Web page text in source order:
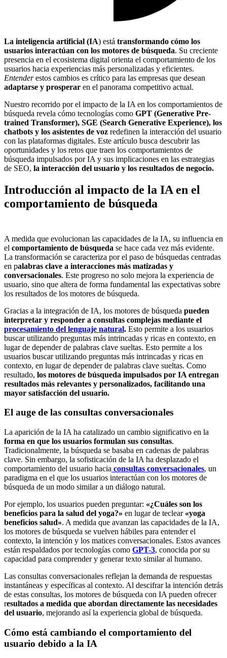
La inteligencia artificial (IA) está transformando cómo los
usuarios interactúan con los motores de búsqueda. Su creciente
presencia en el ecosistema digital orienta el comportamiento de los
usuarios hacia experiencias más personalizadas y eficientes.
Entenderestos cambios es crítico para las empresas que desean
adaptarse y prosperar en el panorama competitivo actual.
Nuestro recorrido por el impacto de la IA en los comportamientos de
búsqueda revela cómo tecnologías como GPT (Generative Pre-
trained Transformer), SGE (Search Generative Experience), los
chatbots y los asistentes de voz redefinen la interacción del usuario
con las plataformas digitales. Este artículo busca descubrir las
oportunidades y los retos que traen los comportamientos de
búsqueda impulsados por IA y sus implicaciones en las estrategias
de SEO, la interacción del usuario y los resultados de negocio.
Introducción al impacto de la IA en el
comportamiento de búsqueda
A medida que evolucionan las capacidades de la IA, su influencia en
el comportamiento de búsqueda se hace cada vez más evidente.
La transformación se caracteriza por el paso de búsquedas centradas
en palabras clave a interacciones más matizadas y
conversacionales. Este progreso no solo mejora la experiencia de
usuario, sino que altera de forma fundamental las expectativas sobre
los resultados de los motores de búsqueda.
Gracias a la integración de IA, los motores de búsqueda pueden
interpretar y responder a consultas complejas mediante el
procesamiento del lenguaje natural. Esto permite a los usuarios
buscar utilizando preguntas más intrincadas y ricas en contexto, en
lugar de depender de palabras clave sueltas. Esto permite a los
usuarios buscar utilizando preguntas más intrincadas y ricas en
contexto, en lugar de depender de palabras clave sueltas. Como
resultado, los motores de búsqueda impulsados por IA entregan
resultados más relevantes y personalizados, facilitando una
mayor satisfacción del usuario.
El auge de las consultas conversacionales
La aparición de la IA ha catalizado un cambio significativo en la
forma en que los usuarios formulan sus consultas.
Tradicionalmente, la búsqueda se basaba en cadenas de palabras
clave. Sin embargo, la sofisticación de la IA ha desplazado el
comportamiento del usuario hacia consultas conversacionales, un
paradigma en el que los usuarios interactúan con los motores de
búsqueda de un modo similar a un diálogo natural.
Por ejemplo, los usuarios pueden preguntar: «¿Cuáles son los
beneficios para la salud del yoga?» en lugar de teclear «yoga
beneficios salud». A medida que avanzan las capacidades de la IA,
los motores de búsqueda se vuelven hábiles para entender el
contexto, la intención y los matices conversacionales. Estos avances
están respaldados por tecnologías como GPT-3, conocida por su
capacidad para comprender y generar texto similar al humano.
Las consultas conversacionales reflejan la demanda de respuestas
instantáneas y específicas al contexto. Al descifrar la intención detrás
de estas consultas, los motores de búsqueda con IA pueden ofrecer
resultados a medida que abordan directamente las necesidades
del usuario, mejorando así la experiencia global de búsqueda.
Cómo está cambiando el comportamiento del
usuario debido a la IA